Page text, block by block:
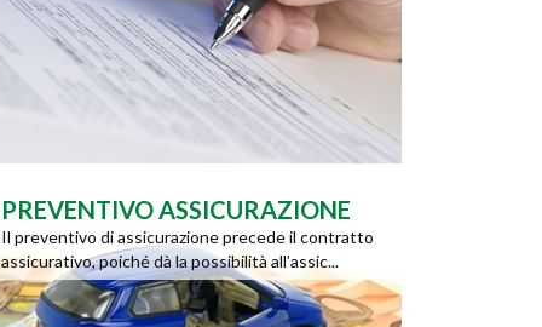
PREVENTIVO ASSICURAZIONE
Il preventivo di assicurazione precede il contratto
assicurativo, poiché dà la possibilità all’assic...